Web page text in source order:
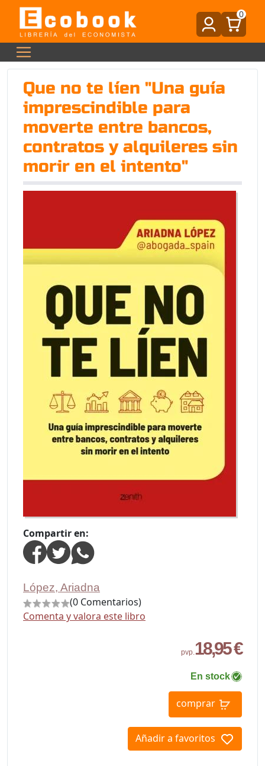
0
Que no te líen "Una guía
imprescindible para
moverte entre bancos,
contratos y alquileres sin
morir en el intento"
Compartir en:
López, Ariadna
(0 Comentarios)
Comenta y valora este libro
pvp.18,95 €
En stock
comprar
Añadir a favoritos